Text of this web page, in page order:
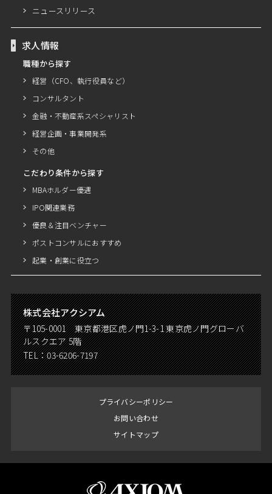
ニュースリリース
求人情報
職種から探す
経営（CFO、執行役員など）
コンサルタント
金融・不動産系スペシャリスト
経営企画・事業開発系
その他
こだわり条件から探す
MBAホルダー優遇
IPO関連業務
優良＆注目ベンチャー
ポストコンサルにおすすめ
起業・創業に役立つ
株式会社アクシアム
〒105-0001 東京都港区虎ノ門1-3-1 東京虎ノ門グローバ
ルスクエア 5階
TEL：03-6206-7197
プライバシーポリシー
お問い合わせ
サイトマップ